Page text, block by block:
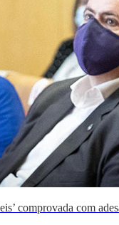
comprovada com